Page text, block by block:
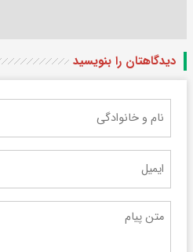
دیدگاهتان را بنویسید